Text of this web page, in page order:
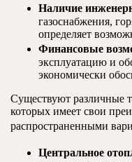
Наличие
газоснабжения,
определяет
Финансовые
эксплуатацию и
экономически
Существуют различные
которых имеет свои
распространенными
Центральное